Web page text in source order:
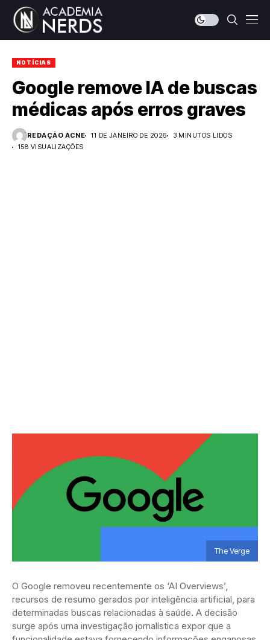
NOTÍCIAS
Google remove IA de buscas
médicas após erros graves
REDAÇÃO ACNE 11 DE JANEIRO DE 2026
3 MINUTOS LIDOS
158 VISUALIZAÇÕES
The Verge
O Google removeu recentemente os ‘AI Overviews’,
recursos de resumo gerados por inteligência artificial, para
determinadas buscas relacionadas à saúde. A decisão
surge após uma investigação jornalística expor que a